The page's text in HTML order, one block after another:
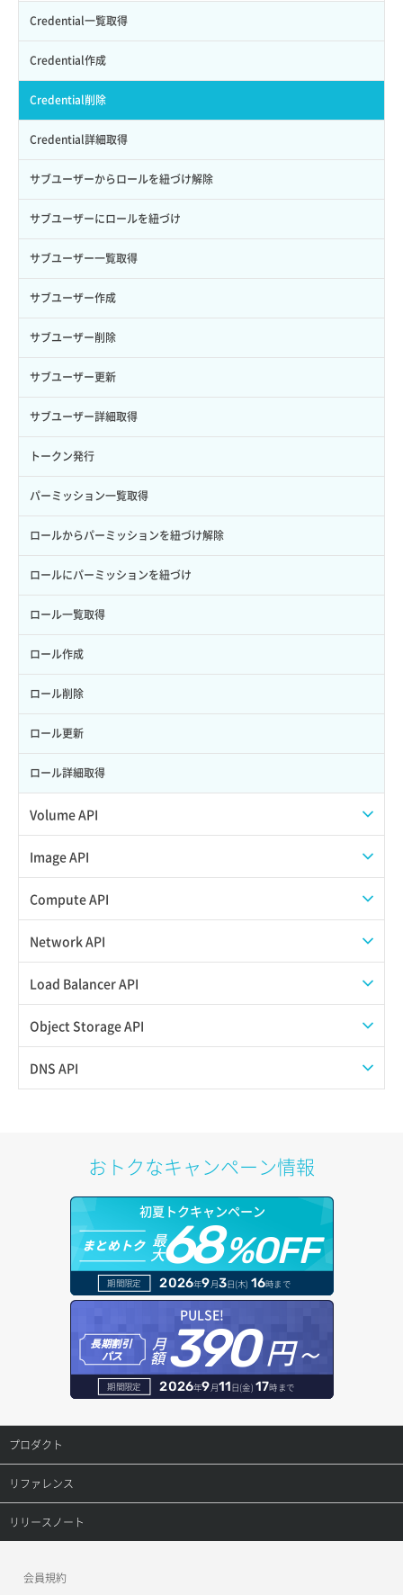
APIでVPSを作成する
API情報を確認する
Credential一覧取得
Credential作成
Credential削除
Credential詳細取得
サブユーザーからロールを紐づけ解除
サブユーザーにロールを紐づけ
サブユーザー一覧取得
サブユーザー作成
サブユーザー削除
サブユーザー更新
サブユーザー詳細取得
トークン発行
パーミッション一覧取得
ロールからパーミッションを紐づけ解除
ロールにパーミッションを紐づけ
ロール一覧取得
ロール作成
ロール削除
ロール更新
ロール詳細取得
Volume API
スナップショット一覧取得
スナップショット作成
スナップショット削除
スナップショット詳細取得（アイテム指定）
バックアップリストア
バックアップ詳細一覧取得
ボリュームイメージ保存
ボリュームタイプ一覧取得
ボリュームタイプ詳細取得
ボリューム一覧取得
ボリューム削除
ボリューム更新
ボリューム詳細一覧取得
Image API
ISOイメージアップロード
ISOイメージ作成
イメージ一覧取得
イメージ保存容量変更
イメージ詳細取得
Compute API
ISOイメージ挿入/排出
SSHキーペア一覧取得
SSHキーペア作成
アタッチ済みポート詳細取得
アタッチ済みボリューム一覧
アタッチ済みボリューム詳細取得
コンソールURL発行
サーバーに紐づくアドレス取得
サーバーに紐づくアドレス取得（ネットワーク指定）
サーバープラン一覧取得
サーバープラン変更
サーバープラン詳細一覧取得
サーバープラン詳細取得
Network API
QoSポリシー一覧取得
QoSポリシー詳細取得
サブネット一覧取得
サブネット詳細取得
セキュリティグループ ルール一覧取得
セキュリティグループ ルール作成
セキュリティグループ ルール削除
セキュリティグループ ルール詳細取得
セキュリティグループ一覧取得
ネットワーク一覧取得
Load Balancer API
プール一覧取得
プール作成
ヘルスモニタ一覧取得
ヘルスモニタ作成
ヘルスモニタ削除
ヘルスモニタ更新
ヘルスモニタ詳細取得
メンバー更新
メンバー詳細取得
メンバー追加
Object Storage API
Web公開
オブジェクトダウンロード
オブジェクトバージョン管理
オブジェクト一覧取得
オブジェクト削除
オブジェクト削除予約
オブジェクト複製
オブジェクト詳細取得
コンテナ一覧取得
コンテナ作成
コンテナ削除
DNS API
ドメイン情報登録
ドメイン詳細取得
レコード一覧取得
レコード作成
レコード更新
レコード詳細取得
おトクなキャンペーン情報
初夏トクキャンペーン
まとめトク 最
大68%OFF
期間限定 2026年9月3日(木) 16時まで
PULSE!
長期割引
パス
月
額390円～
期間限定 2026年9月11日(金) 17時まで
プロダクト
プロダクトトップ
ConoHa VPS(Ver.3.0)
ConoHa for GAME
リファレンス
リファレンストップ
リリースノート
会員規約